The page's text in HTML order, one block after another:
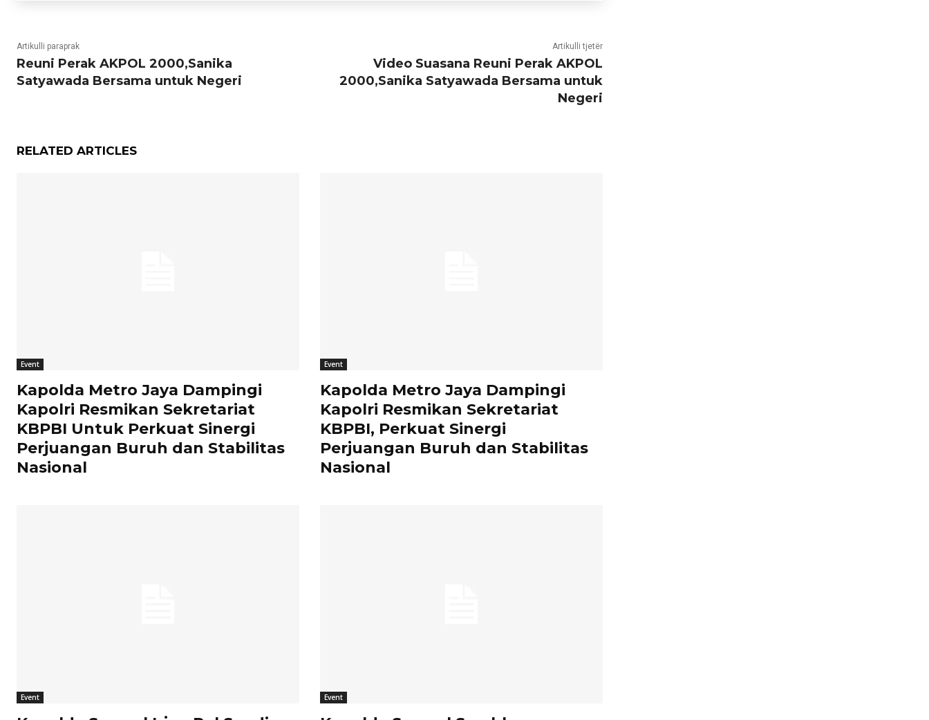
Artikulli paraprak
Reuni Perak AKPOL 2000,Sanika
Satyawada Bersama untuk Negeri
Artikulli tjetër
Video Suasana Reuni Perak AKPOL
2000,Sanika Satyawada Bersama untuk
Negeri
RELATED ARTICLES
Event
Kapolda Metro Jaya Dampingi
Kapolri Resmikan Sekretariat
KBPBI Untuk Perkuat Sinergi
Perjuangan Buruh dan Stabilitas
Nasional
Event
Kapolda Metro Jaya Dampingi
Kapolri Resmikan Sekretariat
KBPBI, Perkuat Sinergi
Perjuangan Buruh dan Stabilitas
Nasional
Event Event